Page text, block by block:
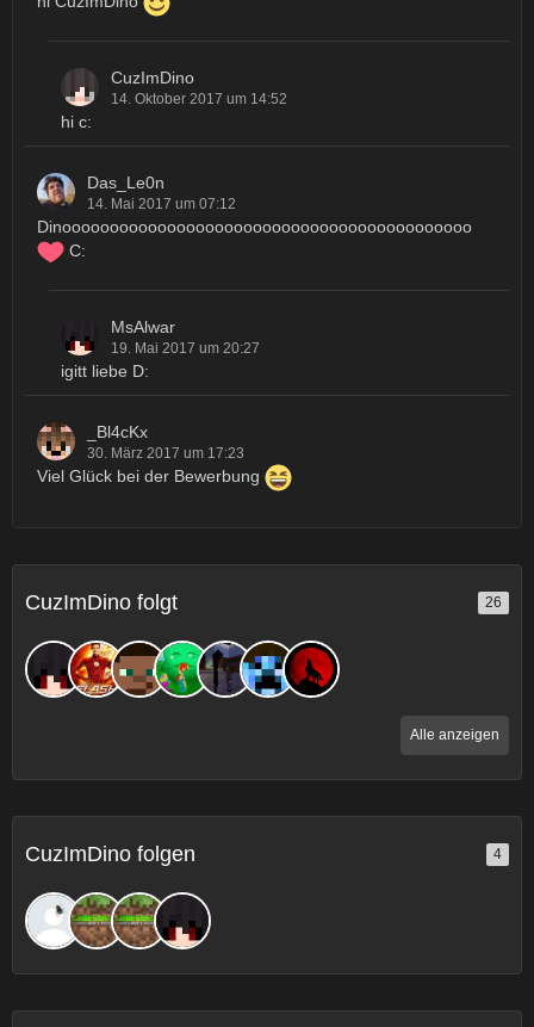
CuzImDino
14. Oktober 2017 um 14:52
hi c:
Das_Le0n
14. Mai 2017 um 07:12
Dinooooooooooooooooooooooooooooooooooooooooooo
C:
MsAlwar
19. Mai 2017 um 20:27
igitt liebe D:
_Bl4cKx
30. März 2017 um 17:23
Viel Glück bei der Bewerbung
CuzImDino folgt 26
Alle anzeigen
CuzImDino folgen 4